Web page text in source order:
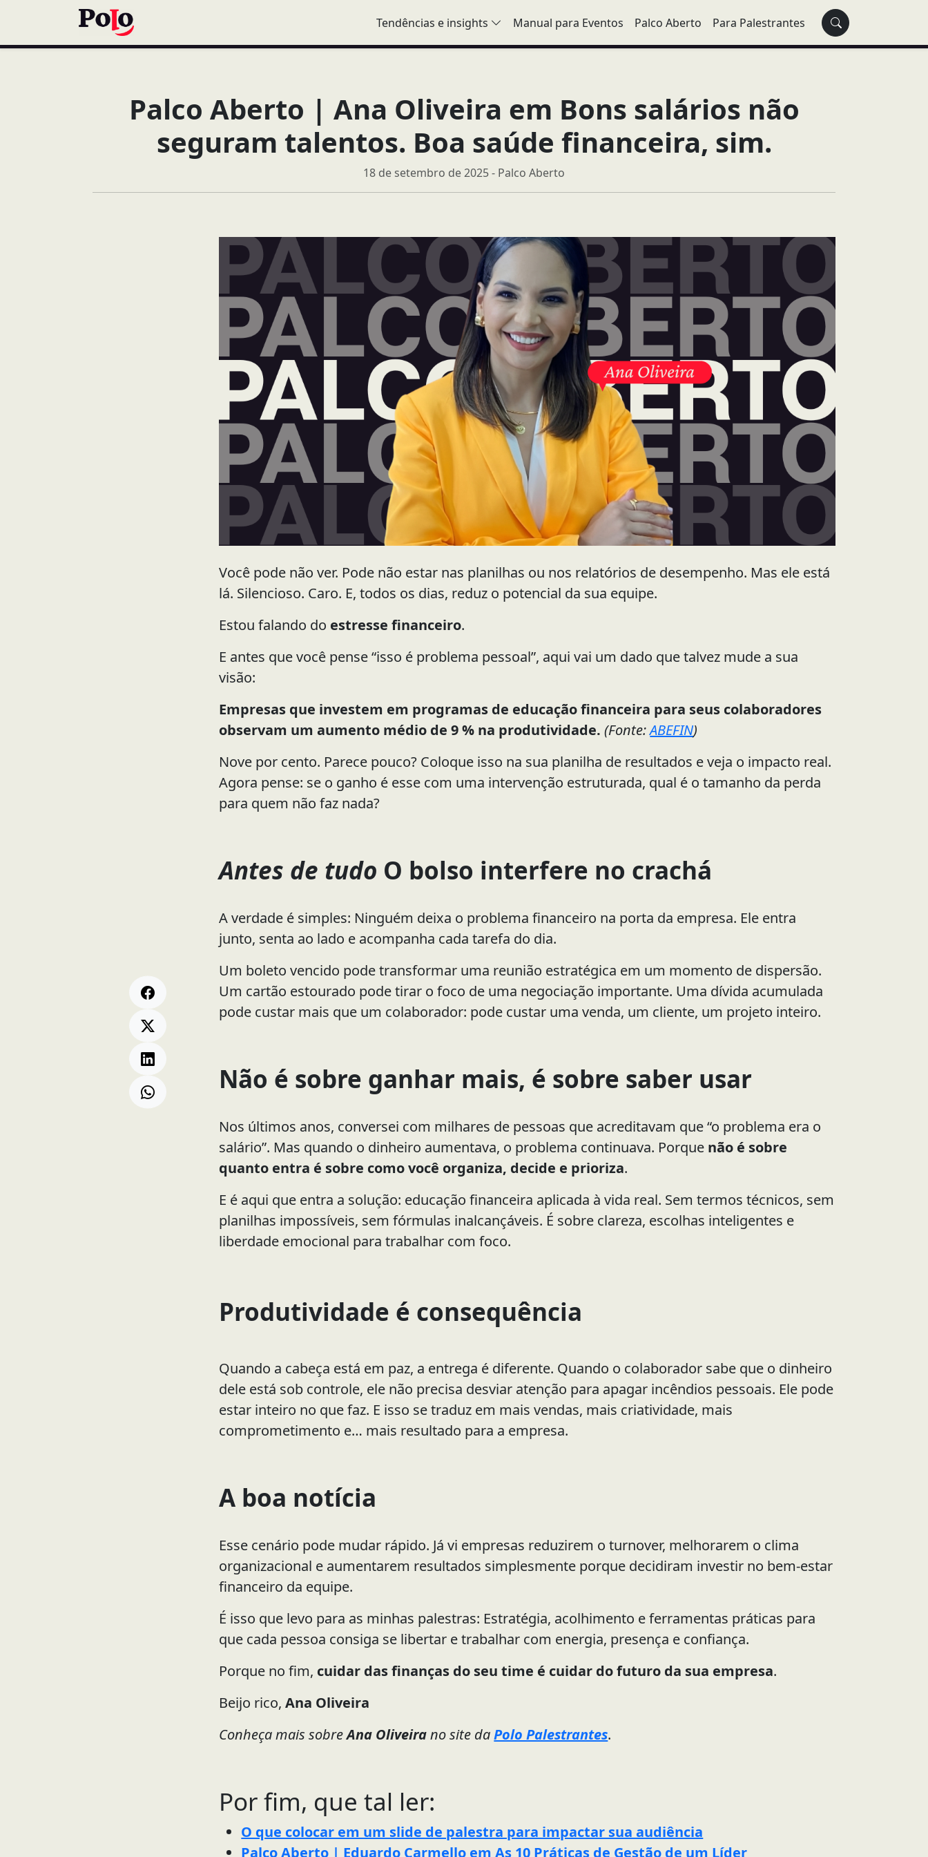
Tendências e insights Manual para Eventos Palco Aberto Para Palestrantes
Palco Aberto | Ana Oliveira em Bons salários não
seguram talentos. Boa saúde financeira, sim.
18 de setembro de 2025 - Palco Aberto
Você pode não ver. Pode não estar nas planilhas ou nos relatórios de desempenho. Mas ele está
lá. Silencioso. Caro. E, todos os dias, reduz o potencial da sua equipe.
Estou falando do estresse financeiro.
E antes que você pense “isso é problema pessoal”, aqui vai um dado que talvez mude a sua
visão:
Empresas que investem em programas de educação financeira para seus colaboradores
observam um aumento médio de 9 % na produtividade.(Fonte:ABEFIN)
Nove por cento. Parece pouco? Coloque isso na sua planilha de resultados e veja o impacto real.
Agora pense: se o ganho é esse com uma intervenção estruturada, qual é o tamanho da perda
para quem não faz nada?
Antes de tudo O bolso interfere no crachá
A verdade é simples: Ninguém deixa o problema financeiro na porta da empresa. Ele entra
junto, senta ao lado e acompanha cada tarefa do dia.
Um boleto vencido pode transformar uma reunião estratégica em um momento de dispersão.
Um cartão estourado pode tirar o foco de uma negociação importante. Uma dívida acumulada
pode custar mais que um colaborador: pode custar uma venda, um cliente, um projeto inteiro.
Não é sobre ganhar mais, é sobre saber usar
Nos últimos anos, conversei com milhares de pessoas que acreditavam que “o problema era o
salário”. Mas quando o dinheiro aumentava, o problema continuava. Porque não é sobre
quanto entra é sobre como você organiza, decide e prioriza.
E é aqui que entra a solução: educação financeira aplicada à vida real. Sem termos técnicos, sem
planilhas impossíveis, sem fórmulas inalcançáveis. É sobre clareza, escolhas inteligentes e
liberdade emocional para trabalhar com foco.
Produtividade é consequência
Quando a cabeça está em paz, a entrega é diferente. Quando o colaborador sabe que o dinheiro
dele está sob controle, ele não precisa desviar atenção para apagar incêndios pessoais. Ele pode
estar inteiro no que faz. E isso se traduz em mais vendas, mais criatividade, mais
comprometimento e… mais resultado para a empresa.
A boa notícia
Esse cenário pode mudar rápido. Já vi empresas reduzirem o turnover, melhorarem o clima
organizacional e aumentarem resultados simplesmente porque decidiram investir no bem-estar
financeiro da equipe.
É isso que levo para as minhas palestras: Estratégia, acolhimento e ferramentas práticas para
que cada pessoa consiga se libertar e trabalhar com energia, presença e confiança.
Porque no fim, cuidar das finanças do seu time é cuidar do futuro da sua empresa.
Beijo rico,Ana Oliveira
Conheça mais sobreAna Oliveirano site daPolo Palestrantes.
Por fim, que tal ler:
O que colocar em um slide de palestra para impactar sua audiência
Palco Aberto | Eduardo Carmello em As 10 Práticas de Gestão de um Líder